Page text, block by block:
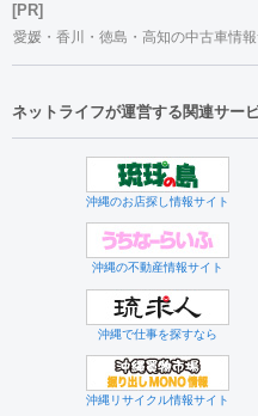
[PR]
愛媛・香川・徳島・高知の中古車情
ネットライフが運営する関連サー
沖縄のお店探し情報サイト
沖縄の不動産情報サイト
沖縄で仕事を探すなら
沖縄リサイクル情報サイト